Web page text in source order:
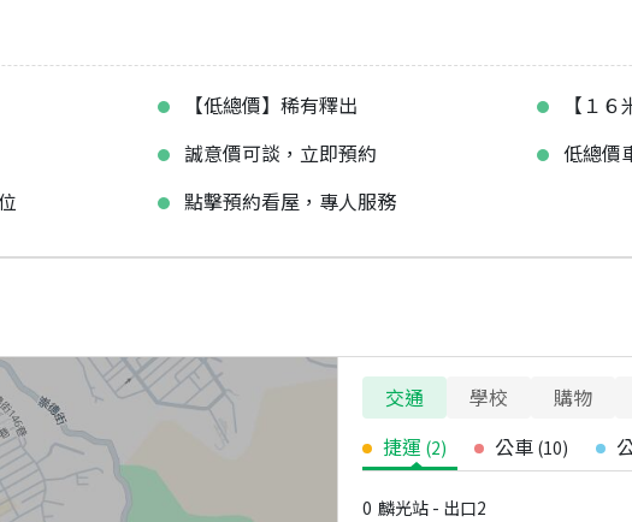
【低總價】稀有釋出
【１
誠意價可談，立即預約
低總價
點擊預約看屋，專人服務
交通 學校 購物
捷運 (2) 公車 (10)
0 麟光站 - 出口2